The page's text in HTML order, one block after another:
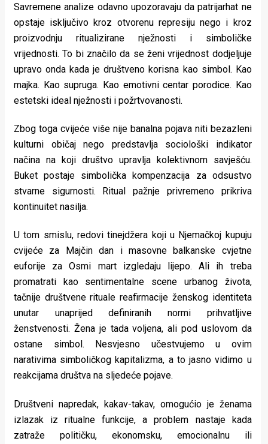
Savremene analize odavno upozoravaju da patrijarhat ne
opstaje isključivo kroz otvorenu represiju nego i kroz
proizvodnju ritualizirane nježnosti i simboličke
vrijednosti. To bi značilo da se ženi vrijednost dodjeljuje
upravo onda kada je društveno korisna kao simbol. Kao
majka. Kao supruga. Kao emotivni centar porodice. Kao
estetski ideal nježnosti i požrtvovanosti.
Zbog toga cvijeće više nije banalna pojava niti bezazleni
kulturni običaj nego predstavlja sociološki indikator
načina na koji društvo upravlja kolektivnom savješću.
Buket postaje simbolička kompenzacija za odsustvo
stvarne sigurnosti. Ritual pažnje privremeno prikriva
kontinuitet nasilja.
U tom smislu, redovi tinejdžera koji u Njemačkoj kupuju
cvijeće za Majčin dan i masovne balkanske cvjetne
euforije za Osmi mart izgledaju lijepo. Ali ih treba
promatrati kao sentimentalne scene urbanog života,
tačnije društvene rituale reafirmacije ženskog identiteta
unutar unaprijed definiranih normi prihvatljive
ženstvenosti. Žena je tada voljena, ali pod uslovom da
ostane simbol. Nesvjesno učestvujemo u ovim
narativima simboličkog kapitalizma, a to jasno vidimo u
reakcijama društva na sljedeće pojave.
Društveni napredak, kakav-takav, omogućio je ženama
izlazak iz ritualne funkcije, a problem nastaje kada
zatraže političku, ekonomsku, emocionalnu ili